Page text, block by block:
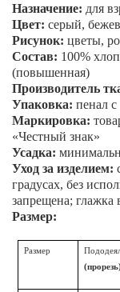
Назначение: для
Цвет: серый,
Рисунок: цветы,
Состав: 100%
(повышенная)
Производитель
Упаковка: пенал
Маркировка:
«Честный знак»
Усадка:
Уход за изделием:
градусах, без
запрещена; глажка
Размер:
Размер